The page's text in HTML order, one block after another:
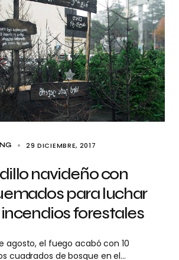
29 DICIEMBRE, 2017
navideño con
para luchar
forestales
agosto, el fuego acabó con 10
cuadrados de bosque en el…